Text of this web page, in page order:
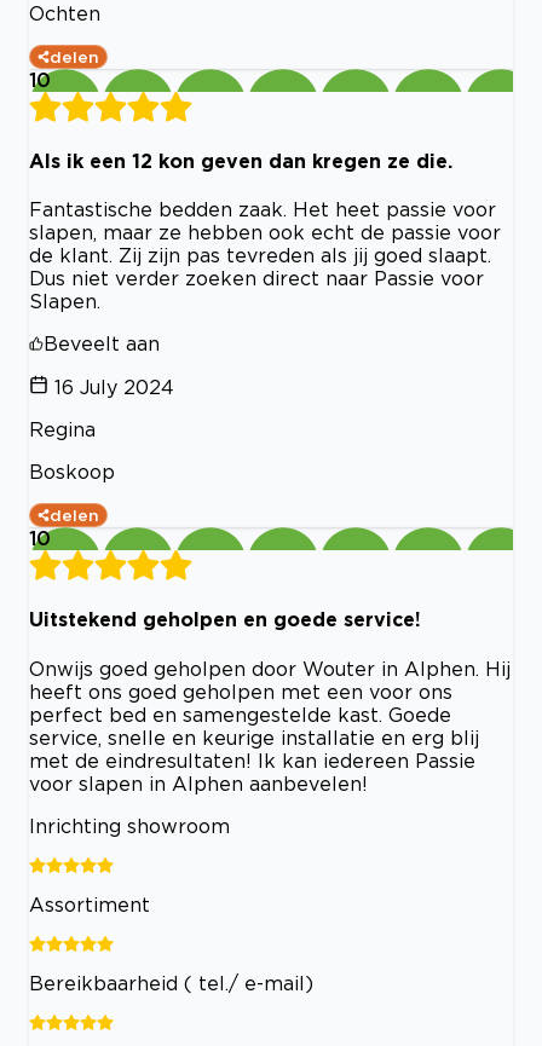
Ochten
delen
10
Als ik een 12 kon geven dan kregen ze die.
Fantastische bedden zaak. Het heet passie voor
slapen, maar ze hebben ook echt de passie voor
de klant. Zij zijn pas tevreden als jij goed slaapt.
Dus niet verder zoeken direct naar Passie voor
Slapen.
Beveelt aan
16 July 2024
Regina
Boskoop
delen
10
Uitstekend geholpen en goede service!
Onwijs goed geholpen door Wouter in Alphen. Hij
heeft ons goed geholpen met een voor ons
perfect bed en samengestelde kast. Goede
service, snelle en keurige installatie en erg blij
met de eindresultaten! Ik kan iedereen Passie
voor slapen in Alphen aanbevelen!
Inrichting showroom
Assortiment
Bereikbaarheid ( tel./ e-mail)